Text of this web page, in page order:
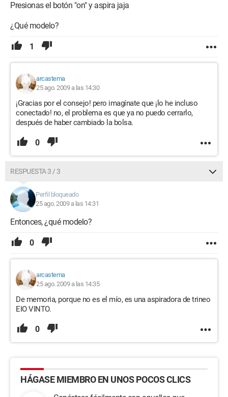
Presionas el botón "on" y aspira jaja
¿Qué modelo?
1
arcastema
25 ago. 2009 a las 14:30
¡Gracias por el consejo! pero imagínate que ¡lo he incluso
conectado! no, el problema es que ya no puedo cerrarlo,
después de haber cambiado la bolsa.
0
RESPUESTA 3 / 3
Perfil bloqueado
25 ago. 2009 a las 14:31
Entonces, ¿qué modelo?
0
arcastema
25 ago. 2009 a las 14:35
De memoria, porque no es el mío, es una aspiradora de trineo
EIO VINTO.
0
HÁGASE MIEMBRO EN UNOS POCOS CLICS